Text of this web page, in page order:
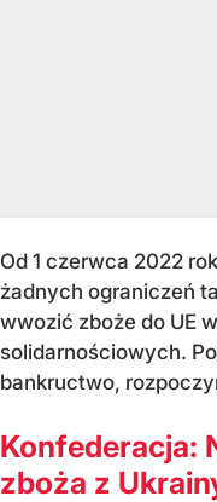
Od 1 czerwca 2022
żadnych ograniczeń
wwozić zboże do UE
solidarnościowych.
bankructwo,
Konfederacja:
zboża z